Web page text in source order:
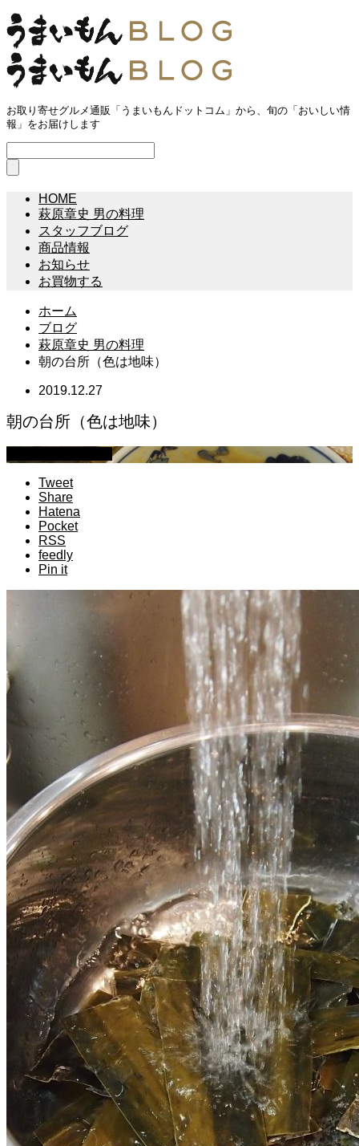
お取り寄せグルメ通販「うまいもんドットコム」から、旬の「おいしい情
報」をお届けします
HOME
萩原章史 男の料理
スタッフブログ
商品情報
お知らせ
お買物する
ホーム
ブログ
萩原章史 男の料理
朝の台所（色は地味）
2019.12.27
朝の台所（色は地味）
Tweet
Share
Hatena
Pocket
RSS
feedly
Pin it